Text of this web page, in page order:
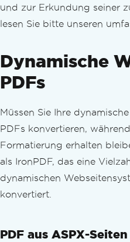
        <td style='background-color: #
eff8fb; color:
        <td><xsl:value-of select='comp
atible'/></td>
    </tbody>
  </table>
</body>
</html>
";
und zur Erkundung seiner
lesen Sie bitte unseren
Dynamische
PDFs
Müssen Sie Ihre
PDFs konvertieren,
Formatierung erhalten
als IronPDF, das eine
dynamischen
konvertiert.
PDF aus ASPX-Seiten